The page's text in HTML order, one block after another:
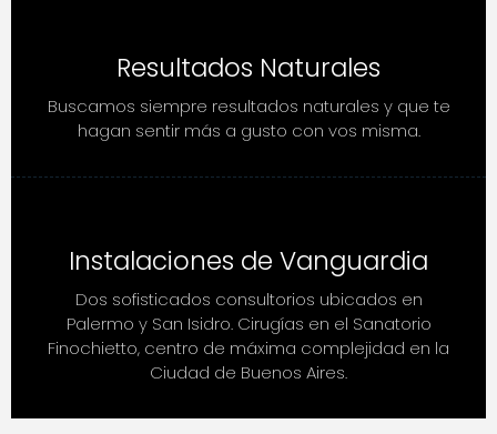
Resultados Naturales
Buscamos siempre resultados naturales y que te
hagan sentir más a gusto con vos misma.
Instalaciones de Vanguardia
Dos sofisticados consultorios ubicados en
Palermo y San Isidro. Cirugías en el Sanatorio
Finochietto, centro de máxima complejidad en la
Ciudad de Buenos Aires.